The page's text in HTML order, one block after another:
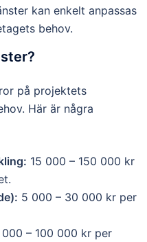
kan enkelt anpassas
behov.
på projektets
Här är några
15 000 – 150 000 kr
5 000 – 30 000 kr per
000 – 100 000 kr per